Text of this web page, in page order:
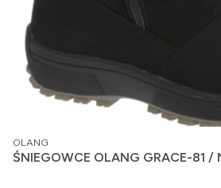
PRODUCENT
OLANG
ŚNIEGOWCE OLANG GRACE-81 /